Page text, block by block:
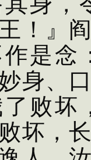
！』
是念
身、
了败
坏，